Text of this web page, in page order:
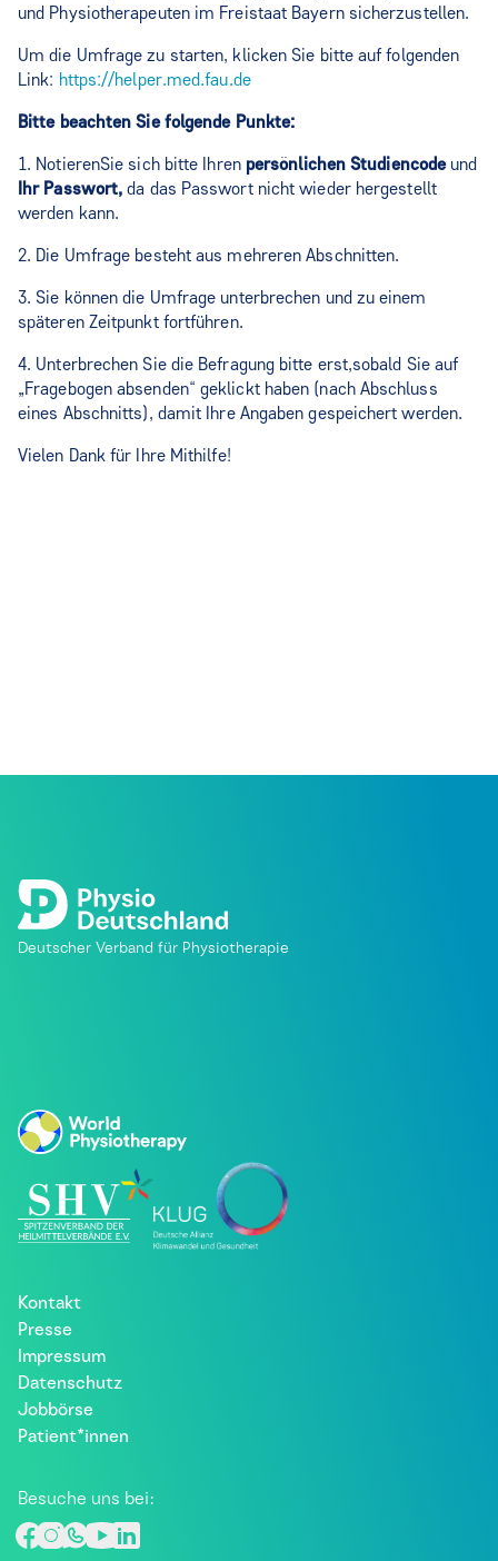
und Physiotherapeuten im Freistaat Bayern sicherzustellen.
Um die Umfrage zu starten, klicken Sie bitte auf folgenden
Link: https://helper.med.fau.de
Bitte beachten Sie folgende Punkte:
1. NotierenSie sich bitte Ihrenpersönlichen Studiencodeund
Ihr Passwort, da das Passwort nicht wieder hergestellt
werden kann.
2. Die Umfrage besteht aus mehreren Abschnitten.
3. Sie können die Umfrage unterbrechen und zu einem
späteren Zeitpunkt fortführen.
4. Unterbrechen Sie die Befragung bitte erst,sobald Sie auf
„Fragebogen absenden“ geklickt haben (nach Abschluss
eines Abschnitts), damit Ihre Angaben gespeichert werden.
Vielen Dank für Ihre Mithilfe!
Deutscher Verband für Physiotherapie
Kontakt
Presse
Impressum
Datenschutz
Jobbörse
Patient*innen
Besuche uns bei: